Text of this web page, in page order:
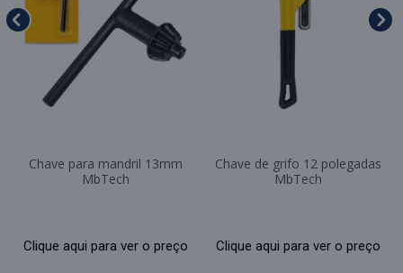
Chave para mandril 13mm
MbTech
Clique aqui para ver o preço
Chave de grifo 12 polegadas
MbTech
Clique aqui para ver o preço